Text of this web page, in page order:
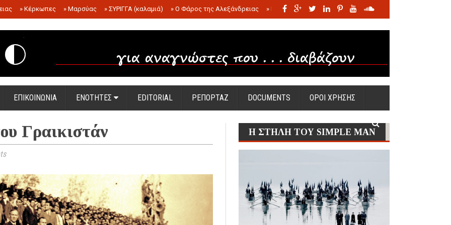
» Κέρκωπες » Μαρσύας » ΣΥΡΙΓΓΑ (καλαμιά) » Ο Φάρος της Αλεξάνδρειας » Η σφαγή των νηπίων της Σάντας
.
ΕΠΙΚΟΙΝΩΝΙΑ ΕΝΟΤΗΤΕΣ EDITORIAL ΡΕΠΟΡΤΑΖ DOCUMENTS ΟΡΟΙ ΧΡΗΣΗΣ
Γραικιστάν Η ΣΤΗΛΗ ΤΟΥ SIMPLE MAN